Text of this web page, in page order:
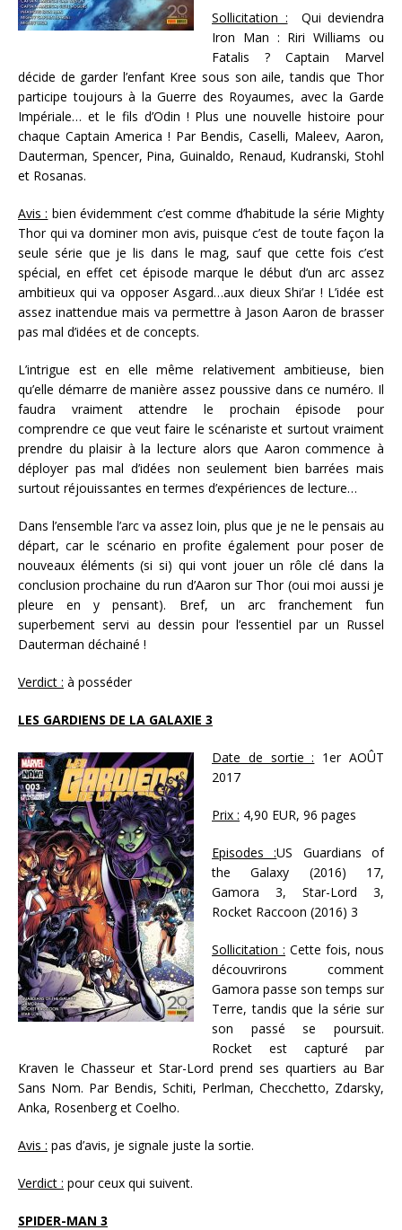
Sollicitation : Qui deviendra
Iron Man : Riri Williams ou
Fatalis ? Captain Marvel
décide de garder l’enfant Kree sous son aile, tandis que Thor
participe toujours à la Guerre des Royaumes, avec la Garde
Impériale… et le fils d’Odin ! Plus une nouvelle histoire pour
chaque Captain America ! Par Bendis, Caselli, Maleev, Aaron,
Dauterman, Spencer, Pina, Guinaldo, Renaud, Kudranski, Stohl
et Rosanas.
Avis : bien évidemment c’est comme d’habitude la série Mighty
Thor qui va dominer mon avis, puisque c’est de toute façon la
seule série que je lis dans le mag, sauf que cette fois c’est
spécial, en effet cet épisode marque le début d’un arc assez
ambitieux qui va opposer Asgard…aux dieux Shi’ar ! L’idée est
assez inattendue mais va permettre à Jason Aaron de brasser
pas mal d’idées et de concepts.
L’intrigue est en elle même relativement ambitieuse, bien
qu’elle démarre de manière assez poussive dans ce numéro. Il
faudra vraiment attendre le prochain épisode pour
comprendre ce que veut faire le scénariste et surtout vraiment
prendre du plaisir à la lecture alors que Aaron commence à
déployer pas mal d’idées non seulement bien barrées mais
surtout réjouissantes en termes d’expériences de lecture…
Dans l’ensemble l’arc va assez loin, plus que je ne le pensais au
départ, car le scénario en profite également pour poser de
nouveaux éléments (si si) qui vont jouer un rôle clé dans la
conclusion prochaine du run d’Aaron sur Thor (oui moi aussi je
pleure en y pensant). Bref, un arc franchement fun
superbement servi au dessin pour l’essentiel par un Russel
Dauterman déchainé !
Verdict : à posséder
LES GARDIENS DE LA GALAXIE 3
Date de sortie : 1er AOÛT
2017
Prix : 4,90 EUR, 96 pages
Episodes :US Guardians of
the Galaxy (2016) 17,
Gamora 3, Star-Lord 3,
Rocket Raccoon (2016) 3
Sollicitation : Cette fois, nous
découvrirons comment
Gamora passe son temps sur
Terre, tandis que la série sur
son passé se poursuit.
Rocket est capturé par
Kraven le Chasseur et Star-Lord prend ses quartiers au Bar
Sans Nom. Par Bendis, Schiti, Perlman, Checchetto, Zdarsky,
Anka, Rosenberg et Coelho.
Avis : pas d’avis, je signale juste la sortie.
Verdict : pour ceux qui suivent.
SPIDER-MAN 3